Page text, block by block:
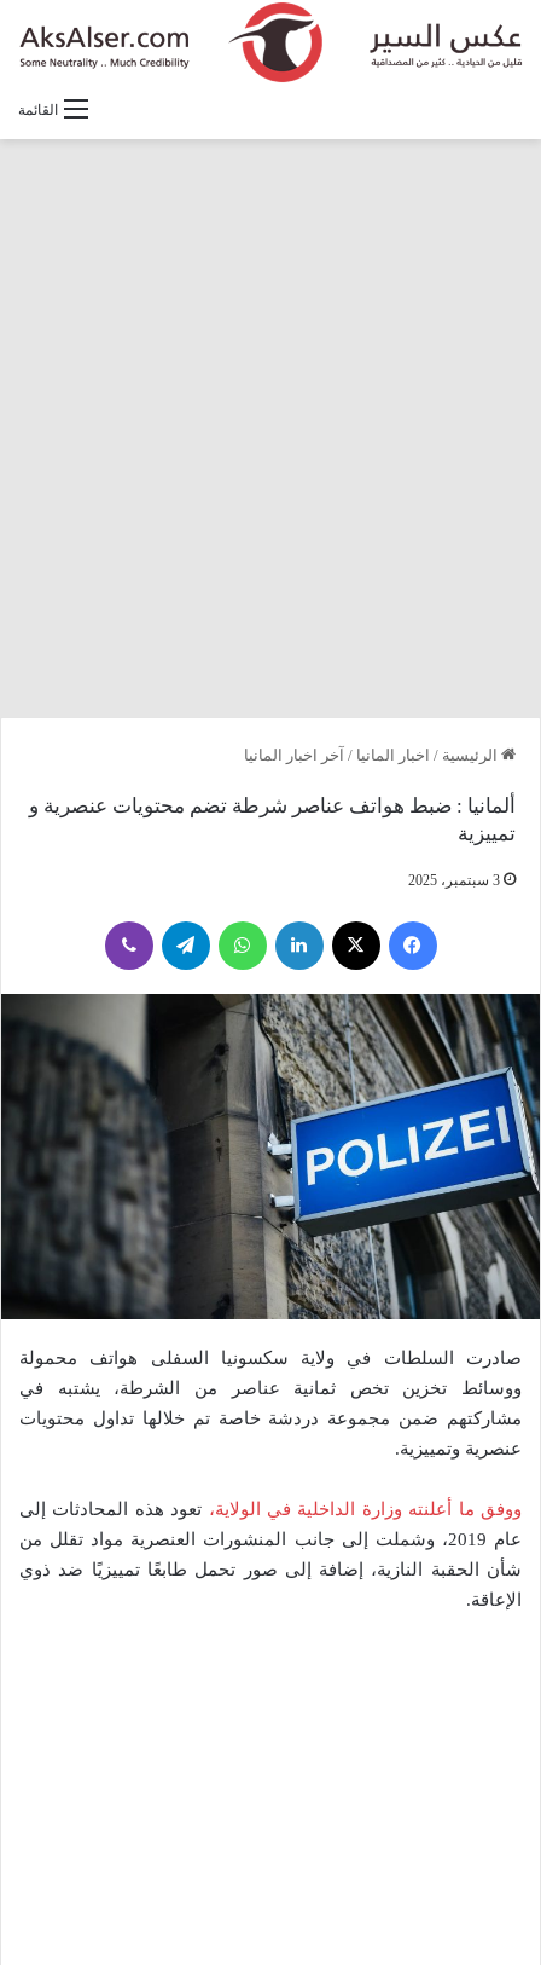
القائمة
الرئيسية / اخبار المانيا / آخر اخبار المانيا
ألمانيا : ضبط هواتف عناصر شرطة تضم محتويات عنصرية و
تمييزية
3 سبتمبر، 2025
فيسبوك لينكدإن واتساب تيلقرام
صادرت السلطات في ولاية سكسونيا السفلى هواتف محمولة
ووسائط تخزين تخص ثمانية عناصر من الشرطة، يشتبه في
مشاركتهم ضمن مجموعة دردشة خاصة تم خلالها تداول محتويات
عنصرية وتمييزية.
ووفق ما أعلنته وزارة الداخلية في الولاية، تعود هذه المحادثات إلى
عام 2019، وشملت إلى جانب المنشورات العنصرية مواد تقلل من
شأن الحقبة النازية، إضافة إلى صور تحمل طابعًا تمييزيًا ضد ذوي
الإعاقة.